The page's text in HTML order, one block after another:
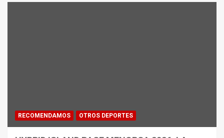
RECOMENDAMOS OTROS DEPORTES